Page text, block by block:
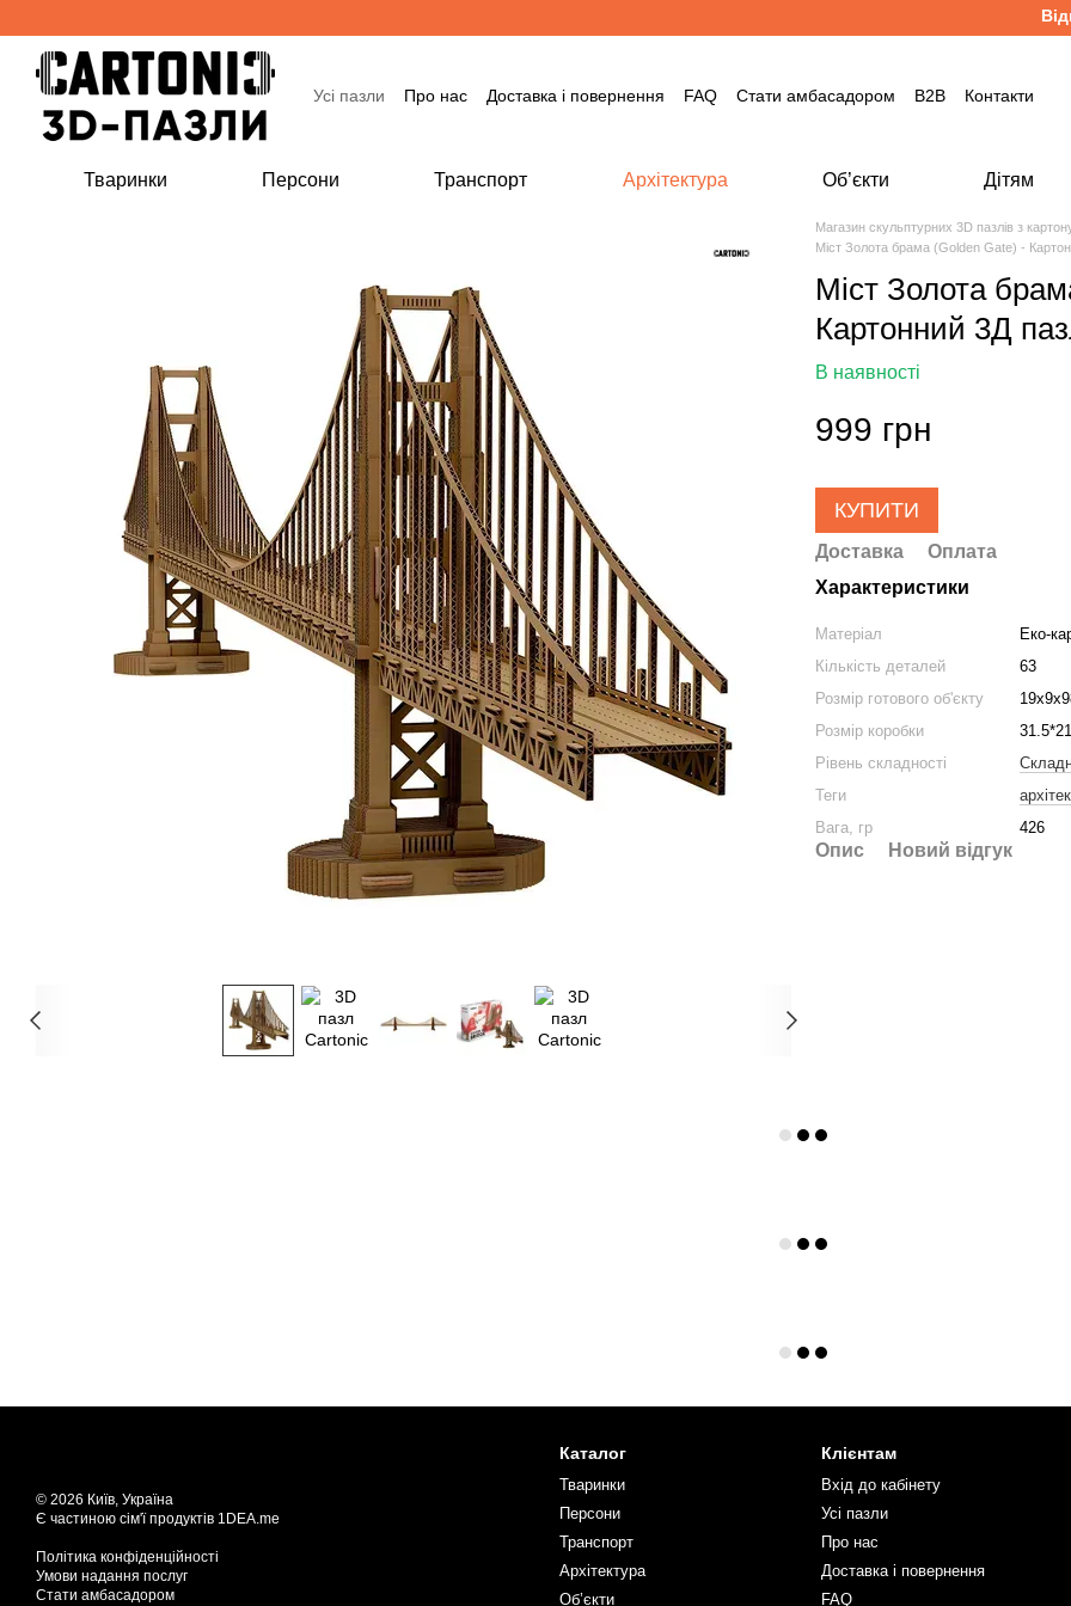
Усі пазли Про нас Доставка і повернення FAQ Стати амбасадором B2B Контакти
Тваринки Персони Транспорт Архітектура Об’єкти Дітям
Магазин скульптурних 3D пазлів з
Міст Золота брама (Golden Gate) -
Міст Золота
Картонний 3Д
В наявності
999 грн
КУПИТИ
Доставка
Оплата
Характеристики
Матеріал
Еко-
Кількість деталей
63
Розмір готового об'єкту
Розмір коробки
Рівень складності
Теги
Вага, гр
426
Опис Новий відгук
© 2026 Київ, Україна
Є частиною сім'ї продуктів 1DEA.me
Політика конфіденційності
Умови надання послуг
Стати амбасадором
Каталог
Тваринки
Персони
Транспорт
Архітектура
Об’єкти
Клієнтам
Вхід до кабінету
Усі пазли
Про нас
Доставка і повернення
FAQ